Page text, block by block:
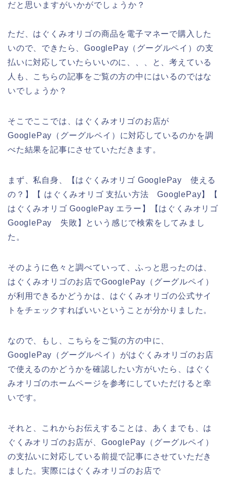
だと思いますがいかがでしょうか？
ただ、はぐくみオリゴの商品を電子マネーで購入した
いので、できたら、GooglePay（グーグルペイ）の支
払いに対応していたらいいのに、、、と、考えている
人も、こちらの記事をご覧の方の中にはいるのではな
いでしょうか？
そこでここでは、はぐくみオリゴのお店が
GooglePay（グーグルペイ）に対応しているのかを調
べた結果を記事にさせていただきます。
まず、私自身、【はぐくみオリゴ GooglePay 使える
の？】【 はぐくみオリゴ 支払い方法 GooglePay】【
はぐくみオリゴ GooglePay エラー】【はぐくみオリゴ
GooglePay 失敗】という感じで検索をしてみまし
た。
そのように色々と調べていって、ふっと思ったのは、
はぐくみオリゴのお店でGooglePay（グーグルペイ）
が利用できるかどうかは、はぐくみオリゴの公式サイ
トをチェックすればいいということが分かりました。
なので、もし、こちらをご覧の方の中に、
GooglePay（グーグルペイ）がはぐくみオリゴのお店
で使えるのかどうかを確認したい方がいたら、はぐく
みオリゴのホームページを参考にしていただけると幸
いです。
それと、これからお伝えすることは、あくまでも、は
ぐくみオリゴのお店が、GooglePay（グーグルペイ）
の支払いに対応している前提で記事にさせていただき
ました。実際にはぐくみオリゴのお店で